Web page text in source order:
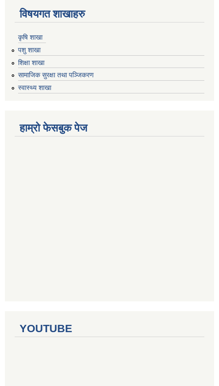
विषयगत शाखाहरु
कृषि शाखा
पशु शाखा
शिक्षा शाखा
सामाजिक सुरक्षा तथा पञ्जिकरण
स्वास्थ्य शाखा
हाम्रो फेसबुक पेज
YOUTUBE